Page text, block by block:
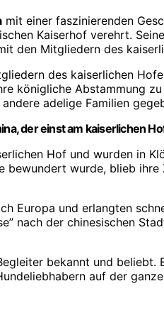
mit einer faszinierenden
Kaiserhof verehrt.
den Mitgliedern des
des kaiserlichen
königliche Abstammung
adelige Familien
, der einst am kaiserlichen
Hof und wurden in
bewundert wurde, blieb
Europa und erlangten
nach der chinesischen
bekannt und beliebt.
auf der